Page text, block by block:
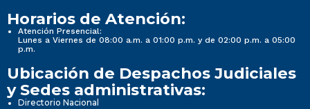
Horarios de Atención:
Atención Presencial:
Lunes a Viernes de 08:00 a.m. a 01:00 p.m. y de 02:00 p.m. a 05:00
p.m.
Ubicación de Despachos Judiciales
y Sedes administrativas:
Directorio Nacional